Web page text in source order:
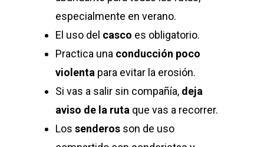
especialmente en verano.
El uso del casco es obligatorio.
Practica una conducción poco
violenta para evitar la erosión.
Si vas a salir sin compañía, deja
aviso de la ruta que vas a recorrer.
Los senderos son de uso